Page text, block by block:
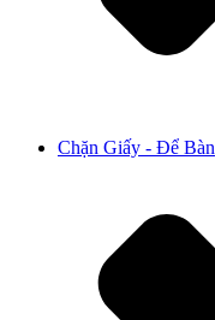
Chặn Giấy - Để Bàn